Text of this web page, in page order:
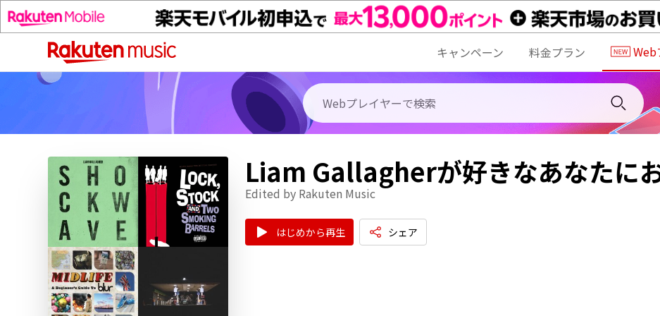
キャンペーン 料金プラン Web
Liam Gallagherが好きなあなたに
Edited by Rakuten Music
はじめから再生 シェア